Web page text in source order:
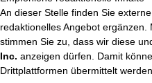
An dieser Stelle finden Sie
redaktionelles Angebot
stimmen Sie zu, dass wir diese
Inc. anzeigen dürfen. Damit
Drittplattformen übermittelt werden.